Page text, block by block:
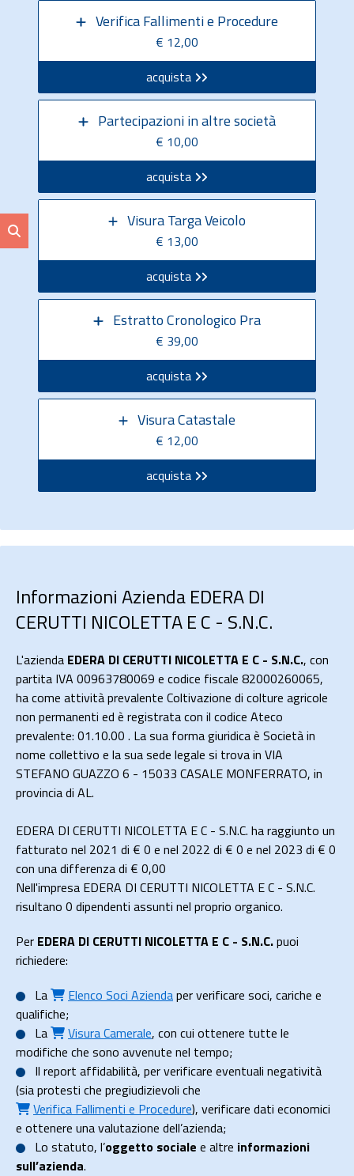
Verifica Fallimenti e Procedure
€ 12,00
acquista
Partecipazioni in altre società
€ 10,00
acquista
Visura Targa Veicolo
€ 13,00
acquista
Estratto Cronologico Pra
€ 39,00
acquista
Visura Catastale
€ 12,00
acquista
Informazioni Azienda EDERA DI
CERUTTI NICOLETTA E C - S.N.C.
L'azienda EDERA DI CERUTTI NICOLETTA E C - S.N.C., con
partita IVA 00963780069 e codice fiscale 82000260065,
ha come attività prevalente Coltivazione di colture agricole
non permanenti ed è registrata con il codice Ateco
prevalente: 01.10.00 . La sua forma giuridica è Società in
nome collettivo e la sua sede legale si trova in VIA
STEFANO GUAZZO 6 - 15033 CASALE MONFERRATO, in
provincia di AL.
EDERA DI CERUTTI NICOLETTA E C - S.N.C. ha raggiunto un
fatturato nel 2021 di € 0 e nel 2022 di € 0 e nel 2023 di € 0
con una differenza di € 0,00
Nell'impresa EDERA DI CERUTTI NICOLETTA E C - S.N.C.
risultano 0 dipendenti assunti nel proprio organico.
Per EDERA DI CERUTTI NICOLETTA E C - S.N.C.puoi
richiedere:
La
Elenco Soci Aziendaper verificare soci, cariche e
qualifiche;
La
Visura Camerale, con cui ottenere tutte le
modifiche che sono avvenute nel tempo;
Il report affidabilità, per verificare eventuali negatività
(sia protesti che pregiudizievoli che
Verifica Fallimenti e Procedure), verificare dati economici
e ottenere una valutazione dell’azienda;
Lo statuto, l’oggetto sociale e altre informazioni
sull’azienda.